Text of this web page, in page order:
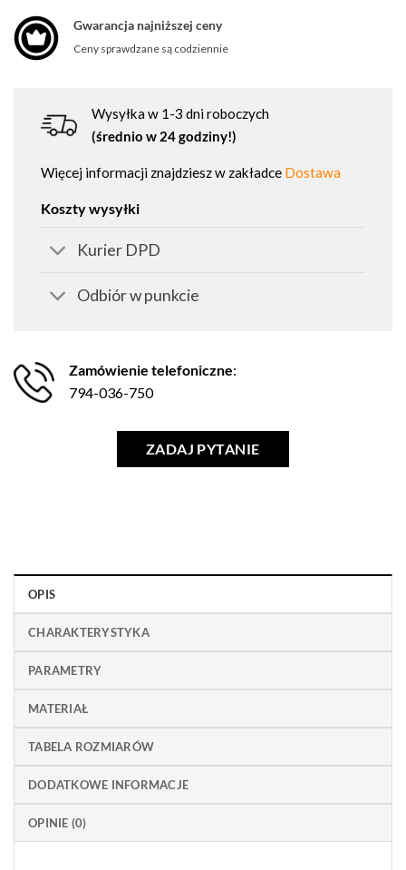
Gwarancja najniższej ceny
Ceny sprawdzane są codziennie
Wysyłka w 1-3 dni roboczych
(średnio w 24 godziny!)
Więcej informacji znajdziesz w zakładce Dostawa
Koszty wysyłki
Kurier DPD
Odbiór w punkcie
Zamówienie telefoniczne:
794-036-750
ZADAJ PYTANIE
OPIS
CHARAKTERYSTYKA
PARAMETRY
MATERIAŁ
TABELA ROZMIARÓW
DODATKOWE INFORMACJE
OPINIE (0)